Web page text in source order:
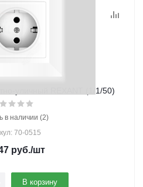
уличный REXANT (1/1/50)
в наличии (2)
70-0515
руб./шт
В корзину